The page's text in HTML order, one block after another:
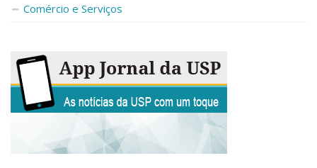
Comércio e Serviços